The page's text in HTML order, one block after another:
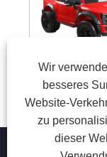
Wir
besseres
Website-
zu
dieser